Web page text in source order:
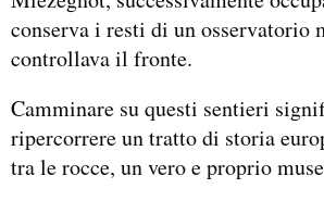
conserva i resti di un osservatorio
controllava il fronte.
Camminare su questi sentieri
ripercorrere un tratto di storia
tra le rocce, un vero e proprio